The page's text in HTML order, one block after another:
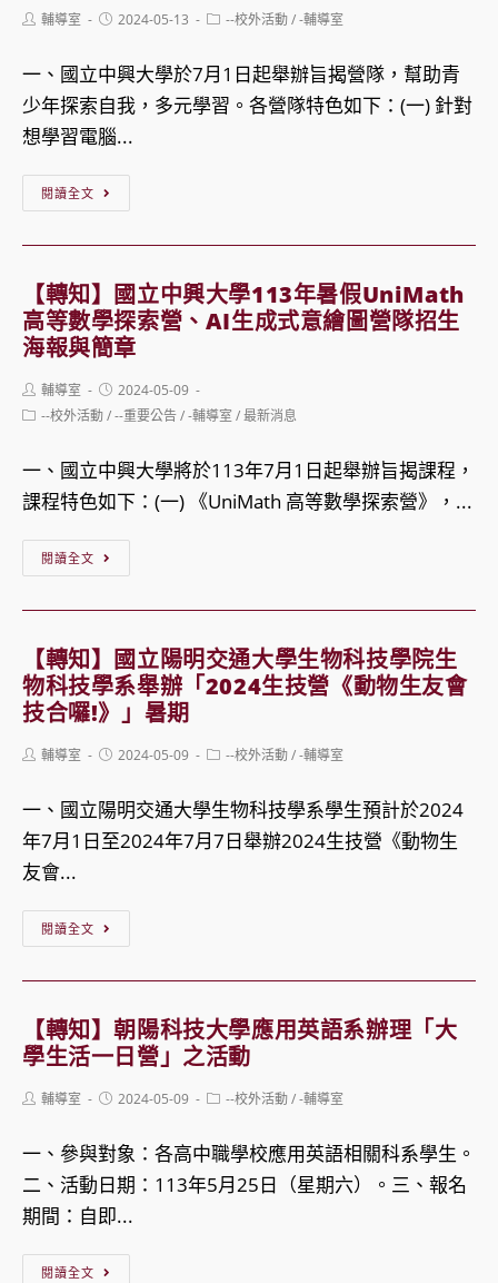
座」
「2024
令
營-
點
一
關
懷
協
舉
辦
【你
人
生
卡
〜
讓
心
理
幫
助
公
益
成
長
Post輔導室
Post2024-05-13
Post--校外活動/-輔導室
一、國立中興大學於7月1日起舉辦旨揭營隊，幫助青
少年探索自我，多元學習。各營隊特色如下：(一) 針對
想學習電腦...
閱讀全文
國
立
中
興
學
年
暑
營-
ACP
國
際
照、
SSE
際
導」
招
生
報
與
簡
【轉知】國立中興大學113年暑假UniMath
高等數學探索營、AI生成式意繪圖營隊招生
海報與簡章
Post
author:
輔導室
Post
published:
2024-05-09
Post--校外活動/--重要公告/-輔導室 /最新消息
一、國立中興大學將於113年7月1日起舉辦旨揭課程，
課程特色如下：(一) 《UniMath 高等數學探索營》，...
閱讀全文
國
立
中
興
113
年
等
數
學
營、
AI
【轉知】國立陽明交通大學生物科技學院生
物科技學系舉辦「2024生技營《動物生友會
技合囉!》」暑期
Post輔導室
Post2024-05-09
Post--校外活動/-輔導室
一、國立陽明交通大學生物科技學系學生預計於2024
年7月1日至2024年7月7日舉辦2024生技營《動物生
友會...
閱讀全文
國
立
陽
交
通
大
【轉知】朝陽科技大學應用英語系辦理「大
學生活一日營」之活動
Post輔導室
Post2024-05-09
Post--校外活動/-輔導室
一、參與對象：各高中職學校應用英語相關科系學生。
二、活動日期：113年5月25日（星期六）。三、報名
期間：自即...
閱讀全文